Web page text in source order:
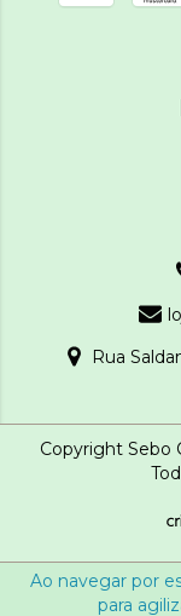
Ao navegar por
para
Rua
Copyright Sebo